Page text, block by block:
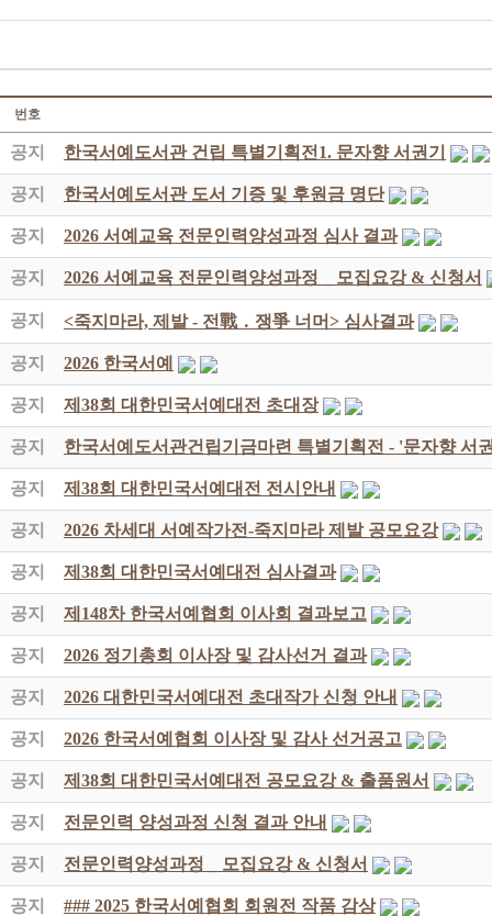
번호
공지 한국서예도서관 건립 특별기획전1. 문자향 서권기
공지 한국서예도서관 도서 기증 및 후원금 명단
공지 2026 서예교육 전문인력양성과정 심사 결과
공지 2026 서예교육 전문인력양성과정 _ 모집요강 & 신청서
공지 <죽지마라, 제발 - 전戰 ․ 쟁爭 너머> 심사결과
공지 2026 한국서예
공지 제38회 대한민국서예대전 초대장
공지 한국서예도서관건립기금마련 특별기획전 - '문자향 서
공지 제38회 대한민국서예대전 전시안내
공지 2026 차세대 서예작가전-죽지마라 제발 공모요강
공지 제38회 대한민국서예대전 심사결과
공지 제148차 한국서예협회 이사회 결과보고
공지 2026 정기총회 이사장 및 감사선거 결과
공지 2026 대한민국서예대전 초대작가 신청 안내
공지 2026 한국서예협회 이사장 및 감사 선거공고
공지 제38회 대한민국서예대전 공모요강 & 출품원서
공지 전문인력 양성과정 신청 결과 안내
공지 전문인력양성과정 _ 모집요강 & 신청서
공지 ### 2025 한국서예협회 회원전 작품 감상